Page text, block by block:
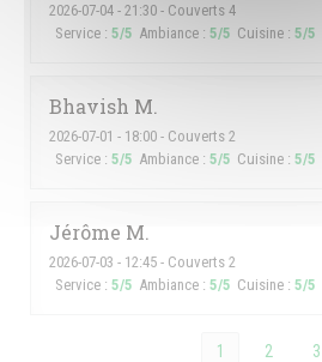
2026-07-04 - 21:30 - Couverts 4
Service : 5/5 Ambiance : 5/5 Cuisine : 5/5
Bhavish M
2026-07-01 - 18:00 - Couverts 2
Service : 5/5 Ambiance : 5/5 Cuisine : 5/5
Jérôme M
2026-07-03 - 12:45 - Couverts 2
Service : 5/5 Ambiance : 5/5 Cuisine : 5/5
1 2 3